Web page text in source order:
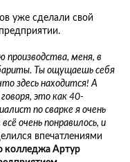
уже сделали свой
производства, меня, в
Ты ощущаешь себя
здесь находится! А
это как 40-
по сварке я очень
очень понравилось, и
впечатлениями
колледжа Артур